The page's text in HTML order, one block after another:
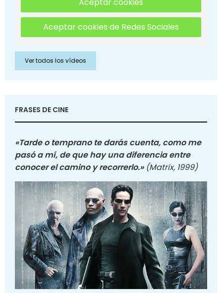
Aceptar cookies de Redes Sociales
Ver todos los vídeos
FRASES DE CINE
«Tarde o temprano te darás cuenta, como me
pasó a mí, de que hay una diferencia entre
conocer el camino y recorrerlo.» (Matrix, 1999)